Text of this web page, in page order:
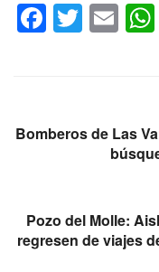
F
b
k
T E
Bomberos de Las
Pozo del Molle:
regresen de viajes